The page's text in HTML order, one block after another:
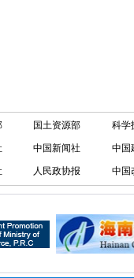
国土资源部 科学
中国新闻社 中国
人民政协报 中国